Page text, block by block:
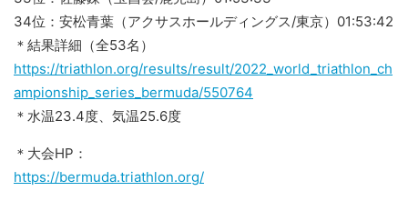
34位：安松青葉（アクサスホールディングス/東京）01:53:42
＊結果詳細（全53名）
https://triathlon.org/results/result/2022_world_triathlon_ch
ampionship_series_bermuda/550764
＊水温23.4度、気温25.6度
＊大会HP：
https://bermuda.triathlon.org/